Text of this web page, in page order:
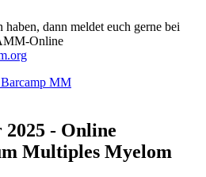
dann meldet euch gerne bei
Online
MM
2025 - Online
Multiples Myelom